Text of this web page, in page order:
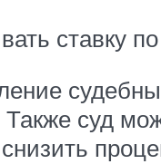
ставку по
суд